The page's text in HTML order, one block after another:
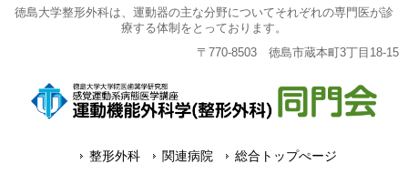
徳島大学整形外科は、運動器の主な分野についてそれぞれの専門医が診
療する体制をとっております。
〒770-8503 徳島市蔵本町3丁目18-15
整形外科 関連病院 総合トップぺージ